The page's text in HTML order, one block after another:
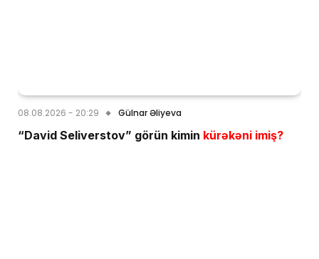
08.08.2026 - 20:29 Gülnar Əliyeva
“David Seliverstov” görün kimin kürəkəni imiş?